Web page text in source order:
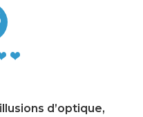
d’optique,